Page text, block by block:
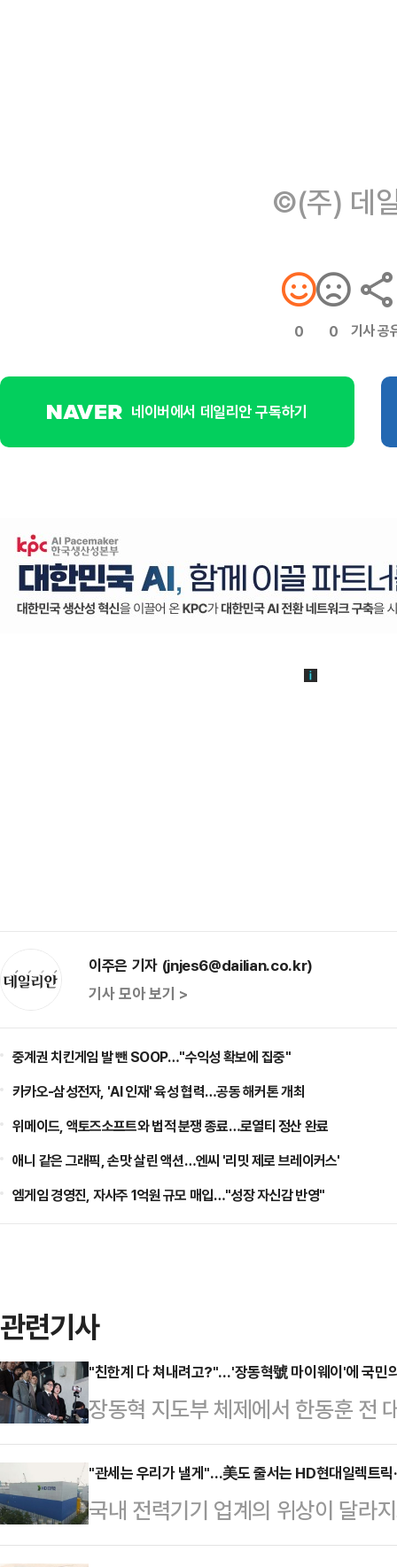
©(주) 데
0 0 기사 공
네이버에서 데일리안 구독하기
이주은 기자 (jnjes6@dailian.co.kr)
기사 모아 보기 >
중계권 치킨게임 발 뺀 SOOP…"수익성 확보에 집중"
카카오-삼성전자, 'AI 인재' 육성 협력…공동 해커톤 개최
위메이드, 액토즈소프트와 법적 분쟁 종료…로열티 정산 완료
애니 같은 그래픽, 손맛 살린 액션…엔씨 '리밋 제로 브레이커스'
엠게임 경영진, 자사주 1억원 규모 매입…"성장 자신감 반영"
관련기사
"친한계 다 쳐내려고?"…'장동혁號 마이웨이'에 국민
장동혁 지도부 체제에서 한동훈 전
간접적인 공세가 이어지면서 국민
진 의원이 윤민우 위원장이 이끄는
협위원장들을 향한 경고와 기초단
연으로 향하고 있단 시각이 감지되
"관세는 우리가 낼게"…美도 줄서는 HD현대일렉트릭
국내 전력기기 업계의 위상이 달라
환이 맞물리며 글로벌 전력 인프라